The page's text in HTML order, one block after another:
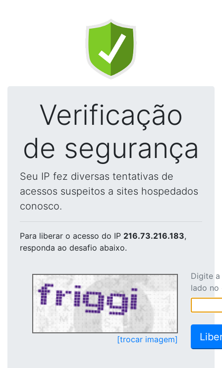
Verificação
de segurança
Seu IP fez diversas tentativas de
acessos suspeitos a sites hospedados
conosco.
Para liberar o acesso do IP 216.73.216.183,
responda ao desafio abaixo.
[trocar imagem]
Digite
lado no